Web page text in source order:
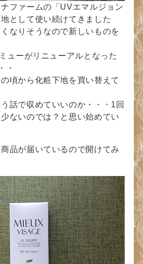
ファームの「UVエマルジョン
として使い続けてきました
なりそうなので新しいものを
ューがリニューアルとなった
・
頃から化粧下地を買い替えて
話で収めていいのか・・・1回
ないのでは？と思い始めてい
品が届いているので開けてみ